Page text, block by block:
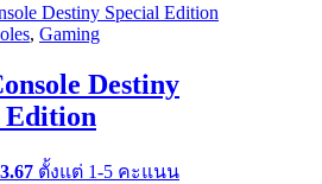
, Gaming
Destiny
Edition
3.67 ตั้งแต่ 1-5 คะแนน